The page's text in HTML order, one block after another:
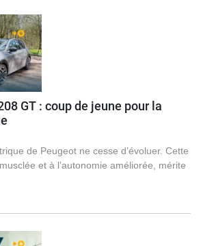
GT : coup de jeune pour la
de Peugeot ne cesse d’évoluer. Cette
et à l’autonomie améliorée, mérite